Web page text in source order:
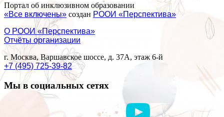
Портал об инклюзивном образовании
«Все включены» создан РООИ «Перспектива»
О РООИ «Перспектива»
Отчёты организации
г. Москва, Варшавское шоссе, д. 37А, этаж 6-й
+7 (495) 725-39-82
Мы в социальных сетях